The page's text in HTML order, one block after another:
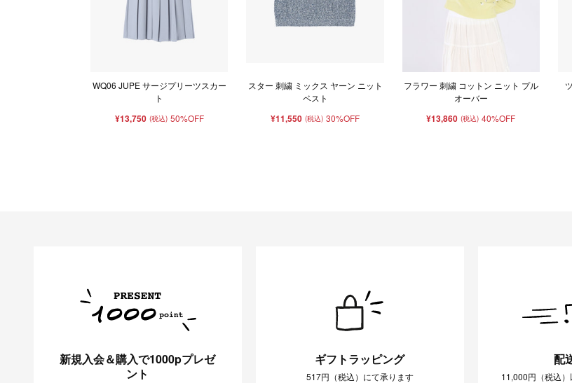
WQ06 JUPE サージプリーツスカー
ト
¥13,750 (税込) 50%OFF
スター 刺繍 ミックス ヤーン ニット
ベスト
¥11,550 (税込) 30%OFF
フラワー 刺繍 コットン ニット プル
オーバー
¥13,860 (税込) 40%OFF
新規入会＆購入で1000pプレゼ
ント
ギフトラッピング
517円（税込）にて承ります
配
11,000円（税込